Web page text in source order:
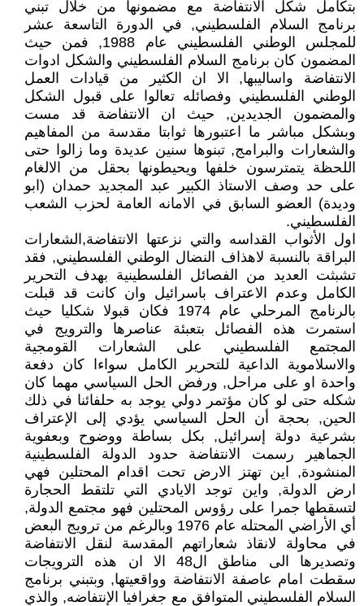
بتكامل شكل الانتفاضة مع مضمونها من خلال تبني
برنامج السلام الفلسطيني, في الدورة التاسعة عشر
للمجلس الوطني الفلسطيني عام 1988, فمن حيث
المضمون كان برنامج السلام الفلسطيني والشكل ادوات
الانتفاضة واساليبها, الا ان الكثير من قيادات العمل
الوطني الفلسطيني وفصائله تعالوا على قبول الشكل
والمضمون الجديدين, حيث ان الانتفاضة قد مست
وبشكل مباشر ما اعتبورها ثوابتا مقدسة من المفاهيم
والشعارات والبرامج, تبنوها سنين عديدة وما زالوا حتى
اللحظة يتمترسون خلفها ويحيطونها بحقل من الالغام
على حد وصف الاستاذ الكبير عبد المجديد حمدان (ابو
وديدة) العضو السابق في الامانه العامة لحزب الشعب
الفلسطيني.
اول الأثواب القداسه والتي نزعتها الانتفاضة,الشعارات
البراقة بالنسبة لاهذاف النضال الوطني الفلسطيني, فقد
تشبثت العديد من الفصائل الفلسطينية بهدف التحرير
الكامل وعدم الاعتراف باسرائيل وان كانت قد قبلت
بالرنامج المرحلي عام 1974 فكان قبولا شكليا حيث
استمرت هذه الفصائل بتعبئة عناصرها والترويج في
المجتمع الفلسطيني على الشعارات القومجية
والاسلاموية الداعية للتحرير الكامل سواءا كان دفعة
واحدة او على مراحل, ورفض الحل السياسي مهما كان
شكله حتى لو كان مؤتمر دولي يوجد به حلفائنا في ذلك
الحين, بحجة أن الحل السياسي يؤدي إلى الإعتراف
بشرعية دولة إسرائيل, بكل بساطة ووضوح وبعفوية
الجماهير رسمت الانتفاضة حدود الدولة الفلسطينية
المنشودة, اين تهتز الارض تحت اقدام المحتلين فهي
ارض الدولة, واين توجد الايادي التي تلتقط الحجارة
لتسقطها جمرا على رؤوس المحتلين فهو مجتمع الدولة,
أي الأراضي المحتله عام 1976 وبالرغم من ترويج البعض
في محاولة لانقاذ شعاراتهم المقدسة لنقل الانتفاضة
وتصديرها الى مناطق ال48 الا ان هذه الترويجات
سقطت امام عاصفة الانتفاضة وواقعيتها, وبتبني برنامج
السلام الفلسطيني المتوافق مع جغرافيا الإنتفاضه, والذي